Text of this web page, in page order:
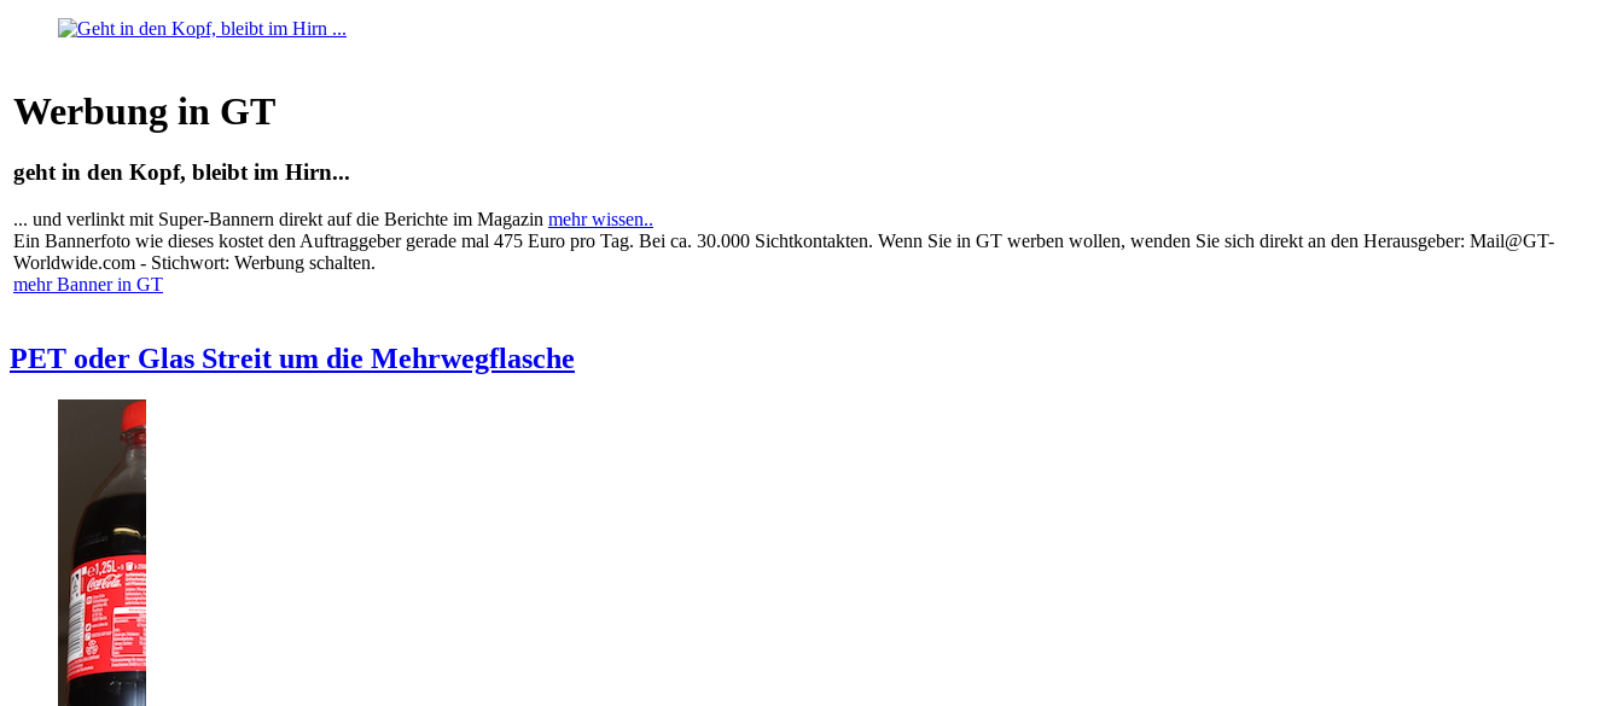
Werbung in GT
geht in den Kopf, bleibt im Hirn...
... und verlinkt mit Super-Bannern direkt auf die Berichte im Magazin mehr wissen..
Ein Bannerfoto wie dieses kostet den Auftraggeber gerade mal 475 Euro pro Tag. Bei ca. 30.000 Sichtkontakten. Wenn Sie in GT werben wollen, wenden Sie sich direkt an den Herausgeber: Mail@GT-
Worldwide.com - Stichwort: Werbung schalten.
mehr Banner in GT
PET oder Glas Streit um die Mehrwegflasche